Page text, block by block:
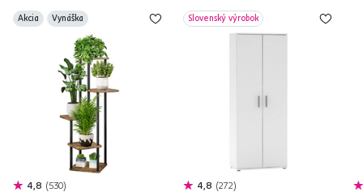
Akcia Vynáška
4,8 530
Slovenský výrobok
4,8 272